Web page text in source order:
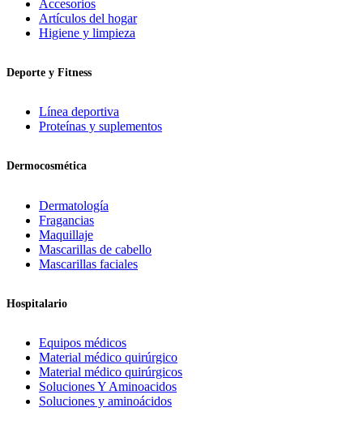
Accesorios
Artículos del hogar
Higiene y limpieza
Deporte y Fitness
Línea deportiva
Proteínas y suplementos
Dermocosmética
Dermatología
Fragancias
Maquillaje
Mascarillas de cabello
Mascarillas faciales
Hospitalario
Equipos médicos
Material médico quirúrgico
Material médico quirúrgicos
Soluciones Y Aminoacidos
Soluciones y aminoácidos